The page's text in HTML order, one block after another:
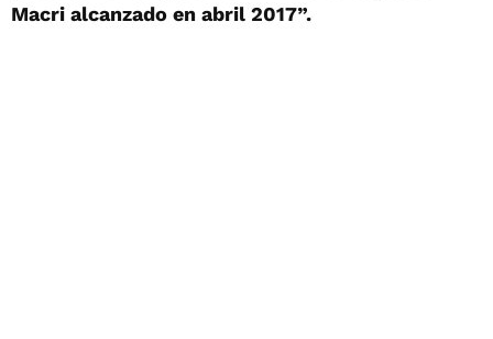
Macri alcanzado en abril 2017”.